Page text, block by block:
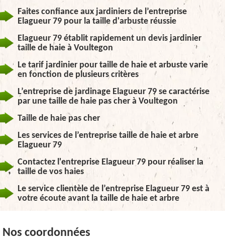
Faites confiance aux jardiniers de l’entreprise
Elagueur 79 pour la taille d'arbuste réussie
Elagueur 79 établit rapidement un devis jardinier
taille de haie à Voultegon
Le tarif jardinier pour taille de haie et arbuste varie
en fonction de plusieurs critères
L’entreprise de jardinage Elagueur 79 se caractérise
par une taille de haie pas cher à Voultegon
Taille de haie pas cher
Les services de l’entreprise taille de haie et arbre
Elagueur 79
Contactez l'entreprise Elagueur 79 pour réaliser la
taille de vos haies
Le service clientèle de l’entreprise Elagueur 79 est à
votre écoute avant la taille de haie et arbre
Nos coordonnées